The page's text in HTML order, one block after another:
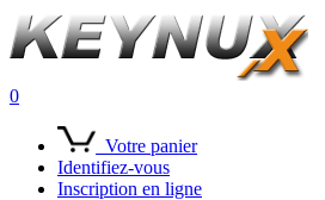
0
Votre panier
Identifiez-vous
Inscription en ligne